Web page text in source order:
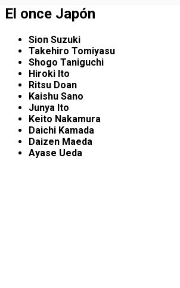
El once Japón
Sion Suzuki
Takehiro Tomiyasu
Shogo Taniguchi
Hiroki Ito
Ritsu Doan
Kaishu Sano
Junya Ito
Keito Nakamura
Daichi Kamada
Daizen Maeda
Ayase Ueda